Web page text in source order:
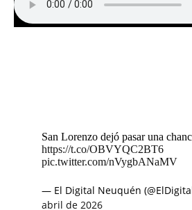
San Lorenzo dejó pasar una
https://t.co/OBVYQC2BT6
pic.twitter.com/nVygbANaMV
— El Digital Neuquén
abril de 2026